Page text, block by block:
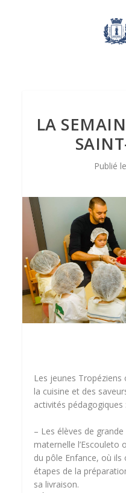
LA
Les jeunes
la cuisine et des
activités pédagogiques :
– Les élèves de grande
maternelle l’Escouleto
du pôle Enfance, où
étapes de la
sa livraison.